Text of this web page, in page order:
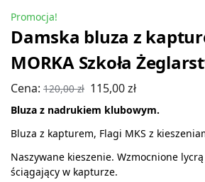
Promocja!
Damska bluza z
MORKA Szkoła
Cena: 120,00zł 115,00zł
Bluza z nadrukiem klubowym.
Bluza z kapturem, Flagi MKS z
Naszywane kieszenie. Wzmocnione
ściągający w kapturze.